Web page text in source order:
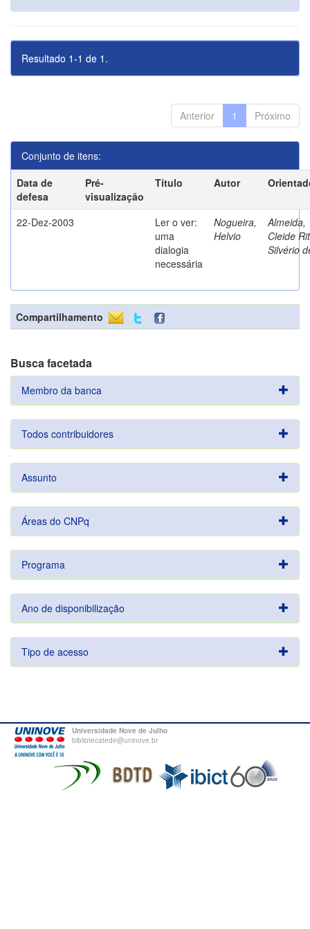
Resultado 1-1 de 1.
Anterior 1 Próximo
Conjunto de itens:
Data de
defesa
Pré-
visualização
Título Autor
22-Dez-2003
Ler o ver:
uma
dialogia
necessária
Nogueira,
Helvio
Almeida,
Cleide
Silvério
Compartilhamento
Busca facetada
Membro da banca
Todos contribuidores
Assunto
Áreas do CNPq
Programa
Ano de disponibilização
Tipo de acesso
Universidade Nove de Julho
bibliotecatede@uninove.br